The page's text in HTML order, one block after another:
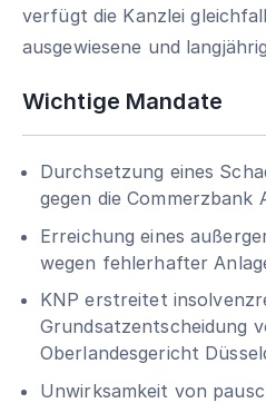
verfügt die Kanzlei
ausgewiesene und
Wichtige Mandate
Durchsetzung eines
gegen die Commerzbank
Erreichung eines
wegen fehlerhafter
KNP erstreitet
Grundsatzentscheidung
Oberlandesgericht
Unwirksamkeit von